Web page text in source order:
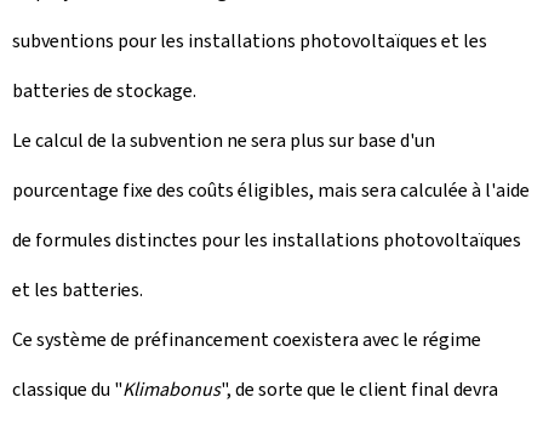
subventions pour les installations photovoltaïques et les
batteries de stockage.
Le calcul de la subvention ne sera plus sur base d'un
pourcentage fixe des coûts éligibles, mais sera calculée à l'aide
de formules distinctes pour les installations photovoltaïques
et les batteries.
Ce système de préfinancement coexistera avec le régime
classique du "Klimabonus", de sorte que le client final devra